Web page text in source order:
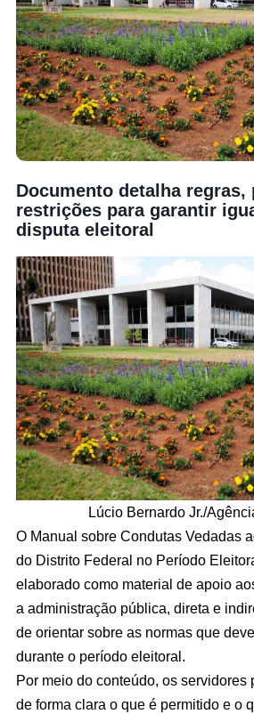
Documento detalha regras,
restrições para garantir
disputa eleitoral
Lúcio Bernardo Jr./
O Manual sobre Condutas Vedadas
do Distrito Federal no Período
elaborado como material de apoio
a administração pública, direta e
de orientar sobre as normas que
durante o período eleitoral.
Por meio do conteúdo, os servidores
de forma clara o que é permitido e o